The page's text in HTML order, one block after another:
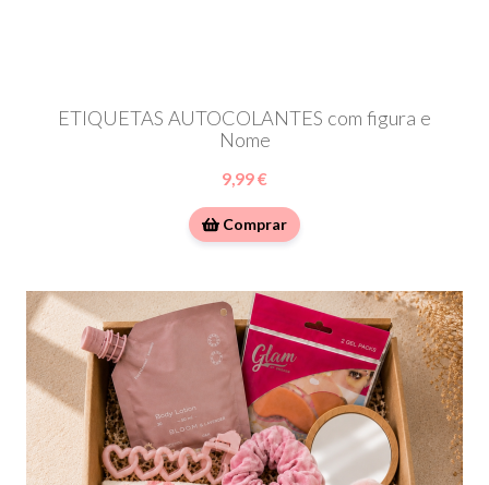
ETIQUETAS AUTOCOLANTES com figura e
Nome
9,99 €
Comprar